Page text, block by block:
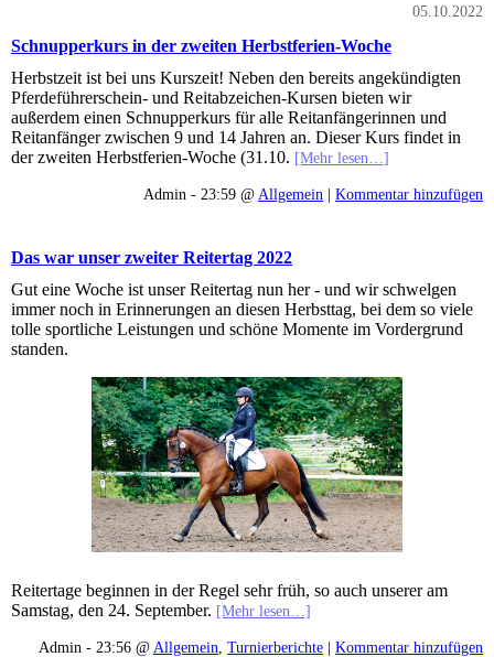
05.10.2022
Schnupperkurs in der zweiten Herbstferien-Woche
Herbstzeit ist bei uns Kurszeit! Neben den bereits angekündigten
Pferdeführerschein- und Reitabzeichen-Kursen bieten wir
außerdem einen Schnupperkurs für alle Reitanfängerinnen und
Reitanfänger zwischen 9 und 14 Jahren an. Dieser Kurs findet in
der zweiten Herbstferien-Woche (31.10. [Mehr lesen…]
Admin - 23:59 @ Allgemein | Kommentar hinzufügen
Das war unser zweiter Reitertag 2022
Gut eine Woche ist unser Reitertag nun her - und wir schwelgen
immer noch in Erinnerungen an diesen Herbsttag, bei dem so viele
tolle sportliche Leistungen und schöne Momente im Vordergrund
standen.
Reitertage beginnen in der Regel sehr früh, so auch unserer am
Samstag, den 24. September. [Mehr lesen…]
Admin - 23:56 @ Allgemein Turnierberichte | Kommentar hinzufügen